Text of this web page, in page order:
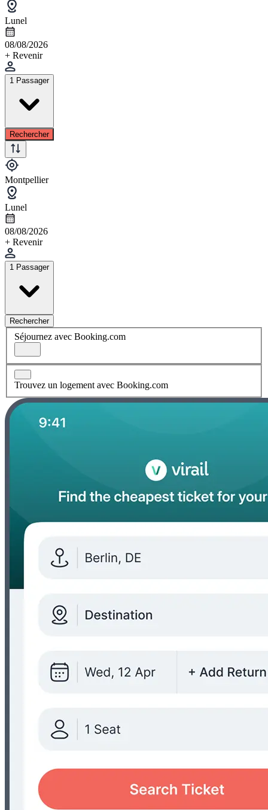
Lunel
08/08/2026
+ Revenir
1 Passager
Rechercher
Montpellier
Lunel
08/08/2026
+ Revenir
1 Passager
Rechercher
Séjournez avec Booking.com
Trouvez un logement avec Booking.com